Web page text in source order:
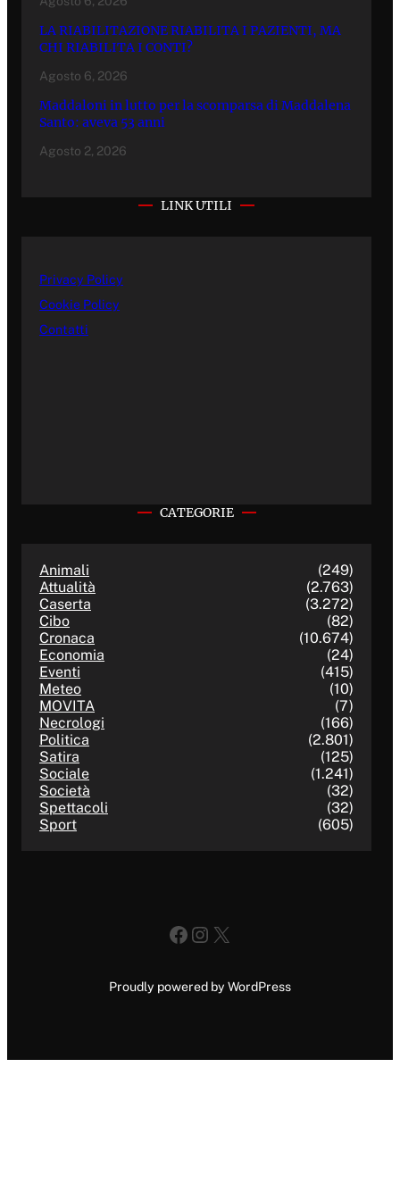
LA RIABILITAZIONE RIABILITA I PAZIENTI, MA
CHI RIABILITA I CONTI?
Agosto 6, 2026
Maddaloni in lutto per la scomparsa di Maddalena
Santo: aveva 53 anni
Agosto 2, 2026
LINK UTILI
Privacy Policy
Cookie Policy
Contatti
CATEGORIE
Animali
(249)
Attualità
(2.763)
Caserta
(3.272)
Cibo
(82)
Cronaca
(10.674)
Economia
(24)
Eventi
(415)
Meteo
(10)
MOVITA
(7)
Necrologi
(166)
Politica
(2.801)
Satira
(125)
Sociale
(1.241)
Società
(32)
Spettacoli
(32)
Sport
(605)
Facebook
Instagram
X
Proudly powered by WordPress